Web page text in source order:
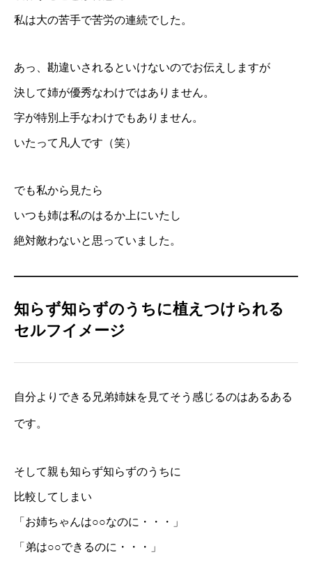
私は大の苦手で苦労の連続でした。
あっ、勘違いされるといけないのでお伝えしますが
決して姉が優秀なわけではありません。
字が特別上手なわけでもありません。
いたって凡人です（笑）
でも私から見たら
いつも姉は私のはるか上にいたし
絶対敵わないと思っていました。
知らず知らずのうちに植えつけられる
セルフイメージ
自分よりできる兄弟姉妹を見てそう感じるのはあるある
です。
そして親も知らず知らずのうちに
比較してしまい
「お姉ちゃんは○○なのに・・・」
「弟は○○できるのに・・・」